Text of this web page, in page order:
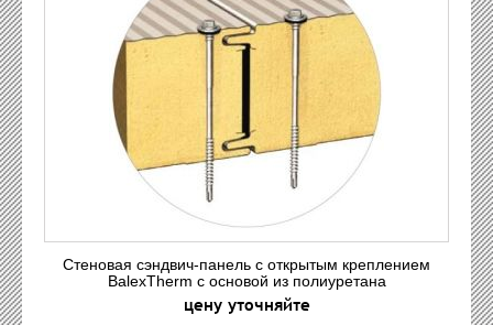
Стеновая сэндвич-панель с открытым креплением
BalexTherm с основой из полиуретана
цену уточняйте